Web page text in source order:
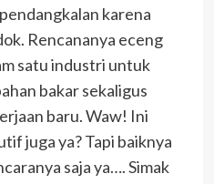
karena
Rencananya eceng
satu industri untuk
bakar sekaligus
baru. Waw! Ini
juga ya? Tapi baiknya
saja ya…. Simak